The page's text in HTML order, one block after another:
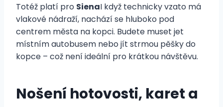
Totéž platí pro SienaI když technicky vzato má
vlakové nádraží, nachází se hluboko pod
centrem města na kopci. Budete muset jet
místním autobusem nebo jít strmou pěšky do
kopce – což není ideální pro krátkou návštěvu.
Nošení hotovosti, karet a